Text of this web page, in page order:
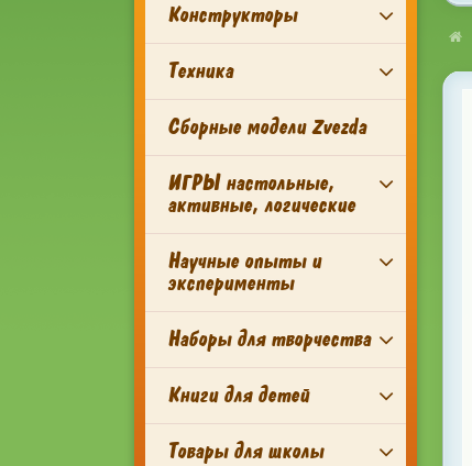
Конструкторы
Техника
Сборные модели Zvezda
ИГРЫ настольные,
активные, логические
Научные опыты и
эксперименты
Наборы для творчества
Книги для детей
Товары для школы